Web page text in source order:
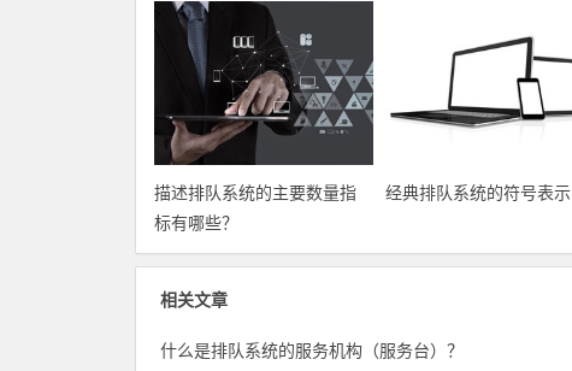
描述排队系统的主要数量指
标有哪些？
经典排队系统的符号表示
相关文章
什么是排队系统的服务机构（服务台）？